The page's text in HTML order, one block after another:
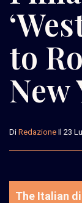
to
New
Di Redazione Il 23
The Italian